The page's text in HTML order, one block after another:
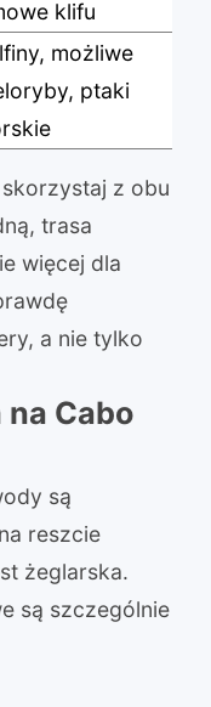
klifu
możliwe
ptaki
z obu
trasa
więcej dla
a nie tylko
Cabo
są
reszcie
żeglarska.
są szczególnie